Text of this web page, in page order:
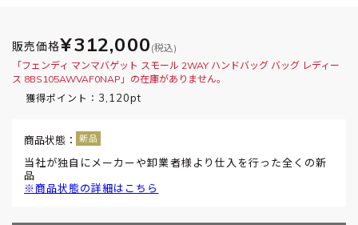
販売価格¥312,000 (税込)
「フェンディ マンマバゲット スモール 2WAY ハンドバッグ バッグ レディー
ス 8BS105AWVAF0NAP」の在庫がありません。
獲得ポイント： 3,120pt
商品状態：
当社が独自にメーカーや卸業者様より仕入を行った全くの新
品
※商品状態の詳細はこちら